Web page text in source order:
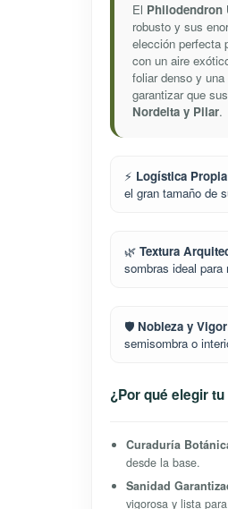
El Philodendron
robusto y sus
elección perfecta
con un aire
foliar denso y
garantizar que
Nordelta y Pilar.
⚡ Logística
el gran tamaño de
🌿 Textura
sombras ideal para
🛡️ Nobleza y
semisombra o
¿Por qué elegir
Curaduría
desde la base.
Sanidad
vigorosa y lista